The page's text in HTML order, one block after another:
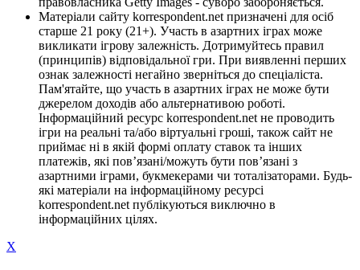
Матеріали сайту korrespondent.net призначені для осіб
старше 21 року (21+). Участь в азартних іграх може
викликати ігрову залежність. Дотримуйтесь правил
(принципів) відповідальної гри. При виявленні перших
ознак залежності негайно зверніться до спеціаліста.
Пам'ятайте, що участь в азартних іграх не може бути
джерелом доходів або альтернативою роботі.
Інформаційний ресурс korrespondent.net не проводить
ігри на реальні та/або віртуальні гроші, також сайт не
приймає ні в якій формі оплату ставок та інших
платежів, які пов’язані/можуть бути пов’язані з
азартними іграми, букмекерами чи тоталізаторами. Будь-
які матеріали на інформаційному ресурсі
korrespondent.net публікуються виключно в
інформаційних цілях.
X